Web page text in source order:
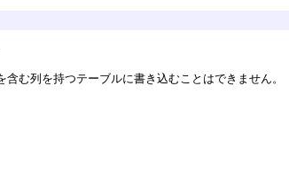
む列を持つテーブルに書き込むことはできません。